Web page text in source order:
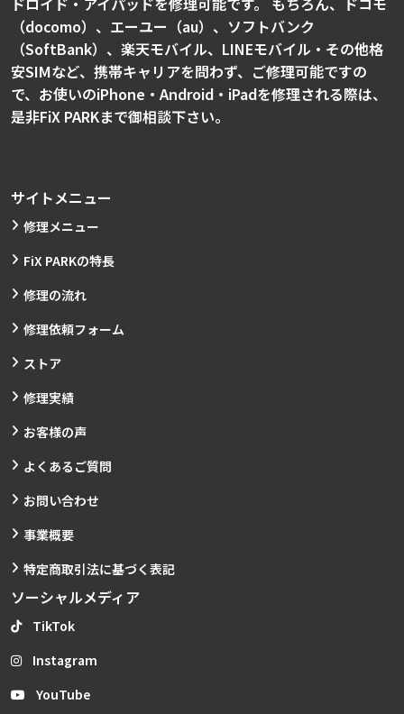
（docomo）、エーユー（au）、ソフトバンク
（SoftBank）、楽天モバイル、LINEモバイル・その他格
安SIMなど、携帯キャリアを問わず、ご修理可能ですの
で、お使いのiPhone・Android・iPadを修理される際は、
是非FiX PARKまで御相談下さい。
サイトメニュー
修理メニュー
FiX PARKの特長
修理の流れ
修理依頼フォーム
ストア
修理実績
お客様の声
よくあるご質問
お問い合わせ
事業概要
特定商取引法に基づく表記
ソーシャルメディア
TikTok
Instagram
YouTube